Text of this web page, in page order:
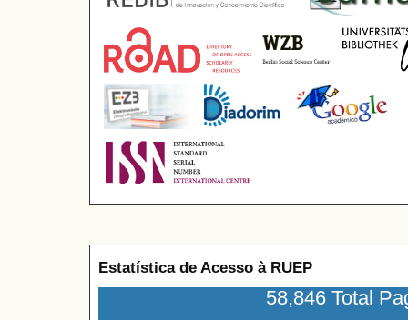
Estatística de Acesso à RUEP
58,846 Total